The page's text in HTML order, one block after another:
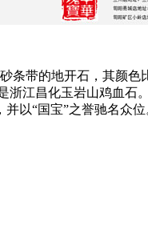
带的地开石，其颜色
江昌化玉岩山鸡血
以“国宝”之誉驰名众